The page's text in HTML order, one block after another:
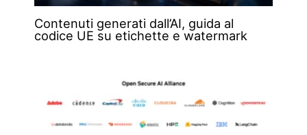
Contenuti generati dall’AI, guida al
codice UE su etichette e watermark